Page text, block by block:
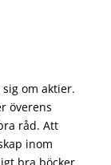
om aktier.
överens
råd. Att
inom